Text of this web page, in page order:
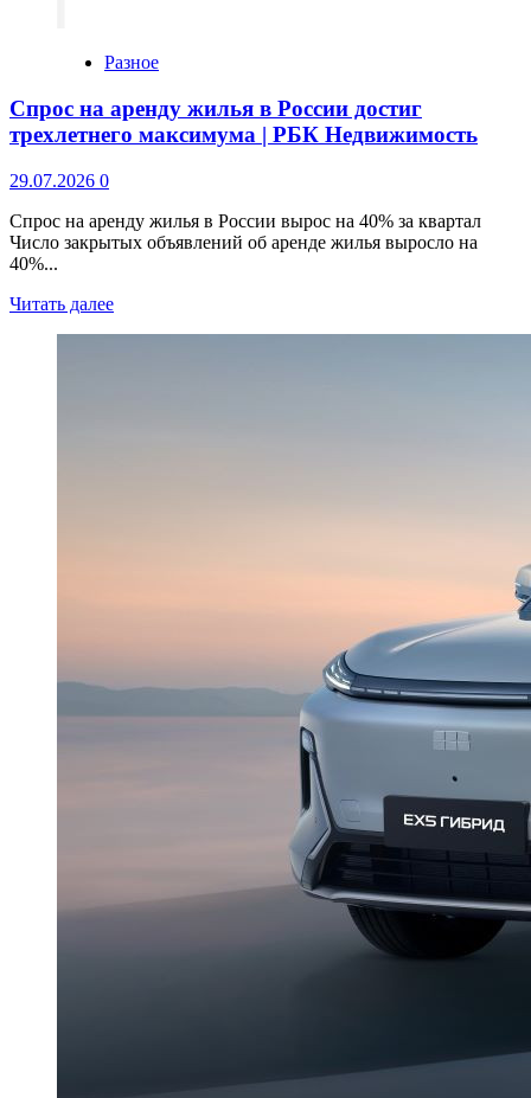
Разное
Спрос на аренду жилья в России достиг
трехлетнего максимума | РБК Недвижимость
29.07.2026 0
Спрос на аренду жилья в России вырос на 40% за квартал
Число закрытых объявлений об аренде жилья выросло на
40%...
Читать далее